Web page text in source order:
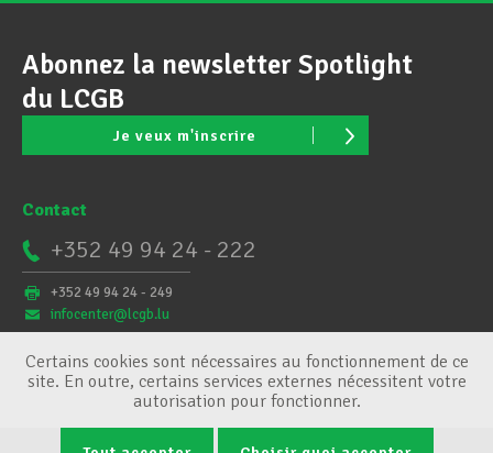
Abonnez la newsletter Spotlight
du LCGB
Je veux m'inscrire
Contact
+352 49 94 24 - 222
+352 49 94 24 - 249
infocenter@lcgb.lu
Certains cookies sont nécessaires au fonctionnement de ce
site. En outre, certains services externes nécessitent votre
autorisation pour fonctionner.